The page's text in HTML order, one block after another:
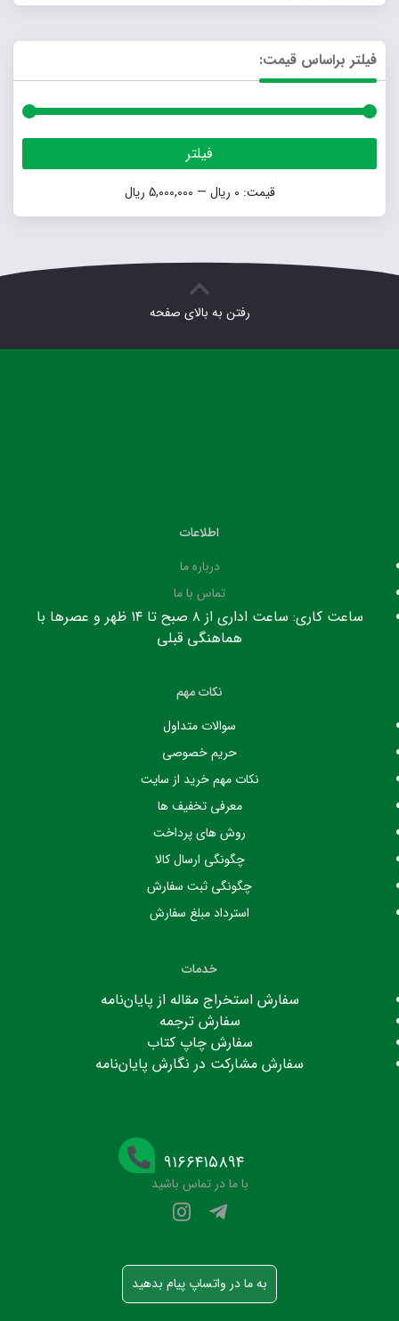
فیلتر براساس قیمت:
فیلتر
قیمت: 0 ریال — 5,000,000 ریال
رفتن به بالای صفحه
اطلاعات
درباره ما
تماس با ما
ساعت کاری: ساعت اداری از ۸ صبح تا ۱۴ ظهر و عصرها با
هماهنگی قبلی
نکات مهم
سوالات متداول
حریم خصوصی
نکات مهم خرید از سایت
معرفی تخفیف ها
روش های پرداخت
چگونگی ارسال کالا
چگونگی ثبت سفارش
استرداد مبلغ سفارش
خدمات
سفارش استخراج مقاله از پایان‌نامه
سفارش ترجمه
سفارش چاپ کتاب
سفارش مشارکت در نگارش پایان‌نامه
۹۱۶۶۴۱۵۸۹۴
با ما در تماس باشید
به ما در واتساپ پیام بدهید